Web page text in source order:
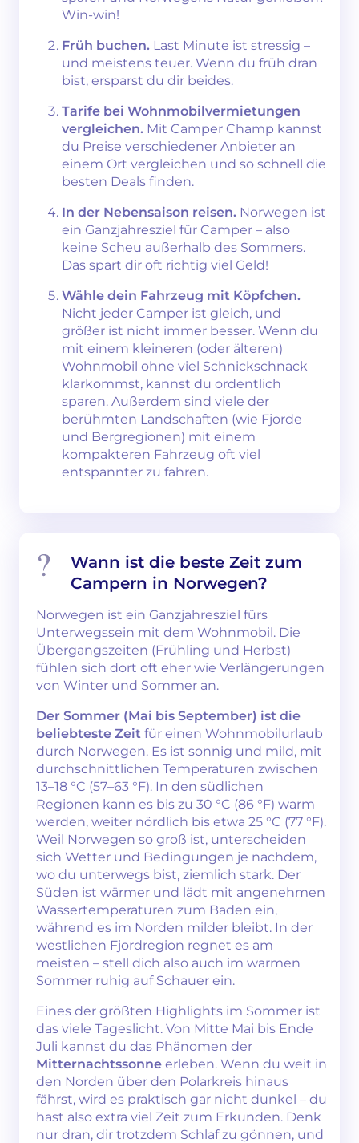
Win-win!
Früh buchen. Last Minute ist stressig –
und meistens teuer. Wenn du früh dran
bist, ersparst du dir beides.
Tarife bei Wohnmobilvermietungen
vergleichen. Mit Camper Champ kannst
du Preise verschiedener Anbieter an
einem Ort vergleichen und so schnell die
besten Deals finden.
In der Nebensaison reisen. Norwegen ist
ein Ganzjahresziel für Camper – also
keine Scheu außerhalb des Sommers.
Das spart dir oft richtig viel Geld!
Wähle dein Fahrzeug mit Köpfchen.
Nicht jeder Camper ist gleich, und
größer ist nicht immer besser. Wenn du
mit einem kleineren (oder älteren)
Wohnmobil ohne viel Schnickschnack
klarkommst, kannst du ordentlich
sparen. Außerdem sind viele der
berühmten Landschaften (wie Fjorde
und Bergregionen) mit einem
kompakteren Fahrzeug oft viel
entspannter zu fahren.
Wann ist die beste Zeit zum
Campern in Norwegen?
Norwegen ist ein Ganzjahresziel fürs
Unterwegssein mit dem Wohnmobil. Die
Übergangszeiten (Frühling und Herbst)
fühlen sich dort oft eher wie Verlängerungen
von Winter und Sommer an.
Der Sommer (Mai bis September) ist die
beliebteste Zeit für einen Wohnmobilurlaub
durch Norwegen. Es ist sonnig und mild, mit
durchschnittlichen Temperaturen zwischen
13–18 °C (57–63 °F). In den südlichen
Regionen kann es bis zu 30 °C (86 °F) warm
werden, weiter nördlich bis etwa 25 °C (77 °F).
Weil Norwegen so groß ist, unterscheiden
sich Wetter und Bedingungen je nachdem,
wo du unterwegs bist, ziemlich stark. Der
Süden ist wärmer und lädt mit angenehmen
Wassertemperaturen zum Baden ein,
während es im Norden milder bleibt. In der
westlichen Fjordregion regnet es am
meisten – stell dich also auch im warmen
Sommer ruhig auf Schauer ein.
Eines der größten Highlights im Sommer ist
das viele Tageslicht. Von Mitte Mai bis Ende
Juli kannst du das Phänomen der
Mitternachtssonne erleben. Wenn du weit in
den Norden über den Polarkreis hinaus
fährst, wird es praktisch gar nicht dunkel – du
hast also extra viel Zeit zum Erkunden. Denk
nur dran, dir trotzdem Schlaf zu gönnen, und